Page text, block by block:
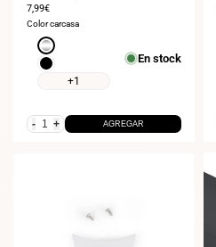
Precio
de
venta
7,99€
Color carcasa
Plata
Negro
+1
En stock
- + AGREGAR